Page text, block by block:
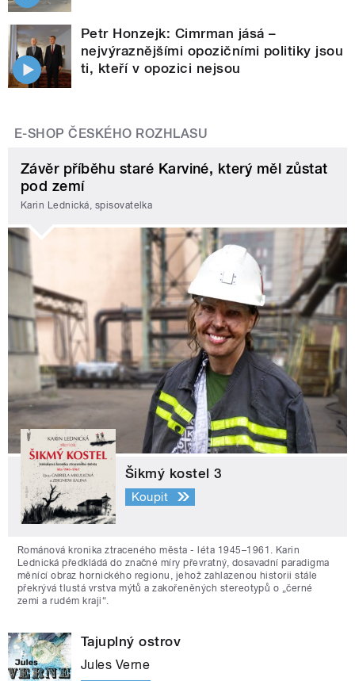
Petr Honzejk: Cimrman jásá –
nejvýraznějšími opozičními politiky jsou
ti, kteří v opozici nejsou
E-SHOP ČESKÉHO ROZHLASU
Závěr příběhu staré Karviné, který měl zůstat
pod zemí
Karin Lednická, spisovatelka
Šikmý kostel 3
Koupit
Románová kronika ztraceného města - léta 1945–1961. Karin
Lednická předkládá do značné míry převratný, dosavadní paradigma
měnící obraz hornického regionu, jehož zahlazenou historii stále
překrývá tlustá vrstva mýtů a zakořeněných stereotypů o „černé
zemi a rudém kraji“.
Tajuplný ostrov
Jules Verne